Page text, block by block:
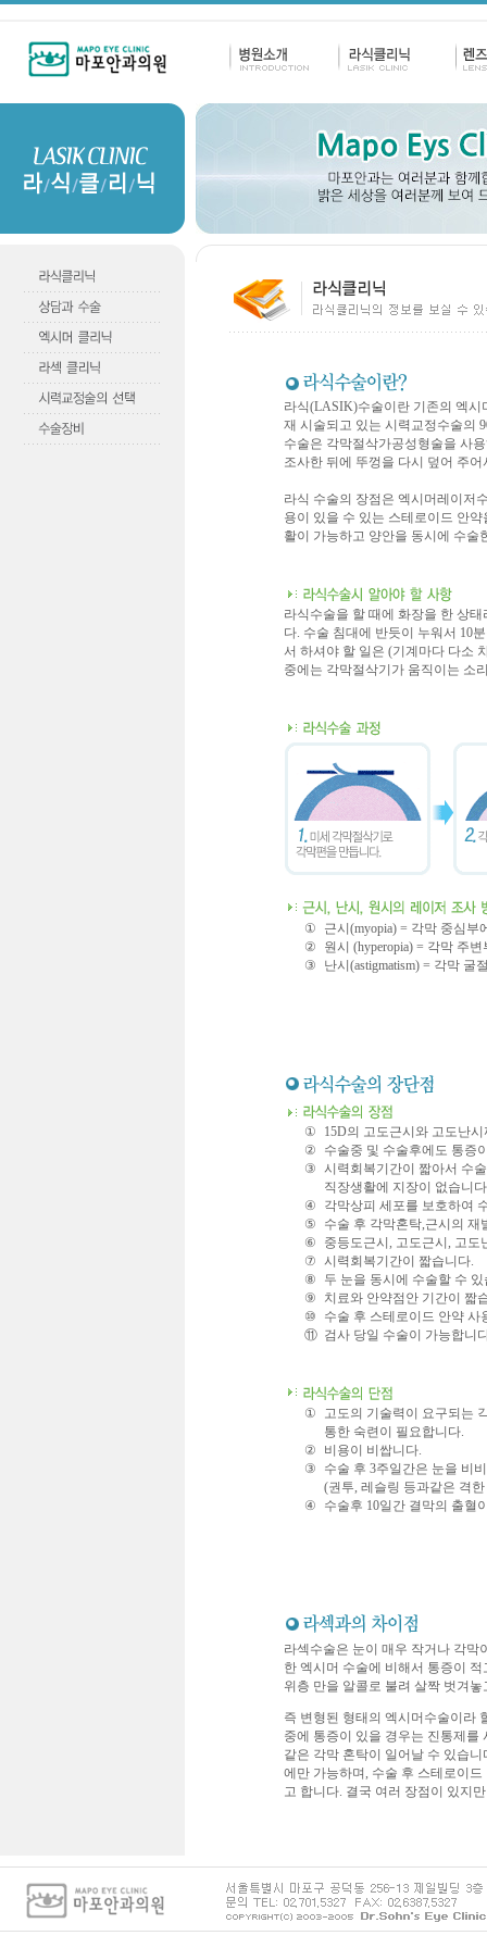
라식(LASIK)수술이란 기존의 엑시
재 시술되고 있는 시력교정수술의
수술은 각막절삭가공성형술을 사
조사한 뒤에 뚜껑을 다시 덮어 주
라식 수술의 장점은 엑시머레이저
용이 있을 수 있는 스테로이드 안
활이 가능하고 양안을 동시에 수술
라식수술을 할 때에 화장을 한 상
다. 수술 침대에 반듯이 누워서 10
서 하셔야 할 일은 (기계마다 다소
중에는 각막절삭기가 움직이는 소
①
②
③
근시(myopia) = 각막 중심
원시 (hyperopia) = 각막 주
난시(astigmatism) = 각막
①
②
③
④
⑤
⑥
⑦
⑧
⑨
⑩
⑪
15D의 고도근시와 고도난
수술중 및 수술후에도 통증
시력회복기간이 짧아서 수
직장생활에 지장이 없습니
각막상피 세포를 보호하여
수술 후 각막혼탁,근시의 재
중등도근시, 고도근시, 고
시력회복기간이 짧습니다.
두 눈을 동시에 수술할 수
치료와 안약점안 기간이 짧
수술 후 스테로이드 안약
검사 당일 수술이 가능합니
①
②
③
④
고도의 기술력이 요구되는
통한 숙련이 필요합니다.
비용이 비쌉니다.
수술 후 3주일간은 눈을 비
(권투, 레슬링 등과같은 격
수술후 10일간 결막의 출혈
라섹수술은 눈이 매우 작거나 각막
한 엑시머 수술에 비해서 통증이
위층 만을 알콜로 불려 살짝 벗겨
즉 변형된 형태의 엑시머수술이라
중에 통증이 있을 경우는 진통제를
같은 각막 혼탁이 일어날 수 있습
에만 가능하며, 수술 후 스테로이
고 합니다. 결국 여러 장점이 있지